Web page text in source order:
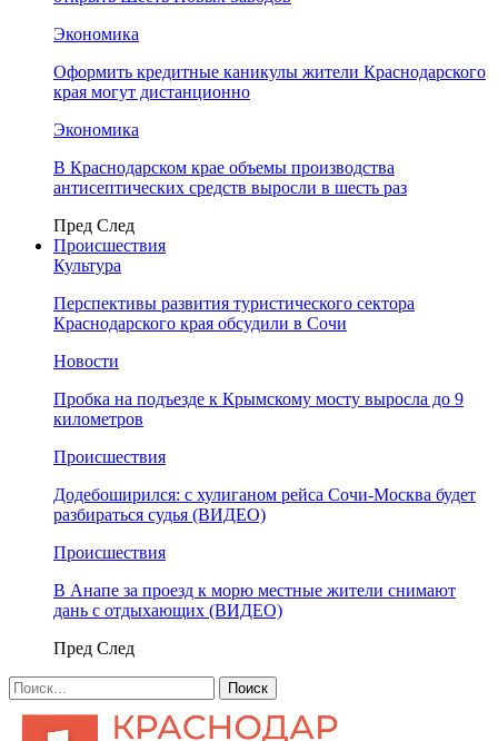
Экономика
Оформить кредитные каникулы жители Краснодарского
края могут дистанционно
Экономика
В Краснодарском крае объемы производства
антисептических средств выросли в шесть раз
Пред След
Происшествия
Культура
Перспективы развития туристического сектора
Краснодарского края обсудили в Сочи
Новости
Пробка на подъезде к Крымскому мосту выросла до 9
километров
Происшествия
Додебоширился: с хулиганом рейса Сочи-Москва будет
разбираться судья (ВИДЕО)
Происшествия
В Анапе за проезд к морю местные жители снимают
дань с отдыхающих (ВИДЕО)
Пред След